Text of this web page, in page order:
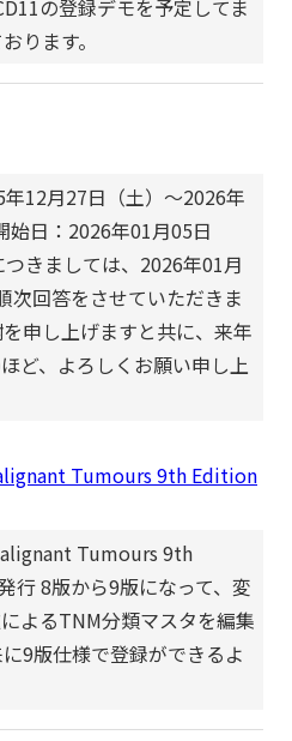
の登録デモを予定してま
ります。
12月27日（土）～2026年
日：2026年01月05日
きましては、2026年01月
次回答をさせていただきま
申し上げますと共に、来年
ど、よろしくお願い申し上
Tumours 9th Edition
Tumours 9th
行 8版から9版になって、変
よるTNM分類マスタを編集
9版仕様で登録ができるよ